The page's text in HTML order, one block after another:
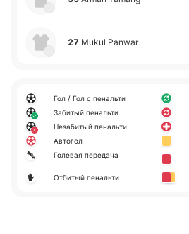
27 Mukul Panwar
Гол / Гол с пенальти
Забитый пенальти
Незабитый пенальти
Автогол
Голевая передача
Отбитый пенальти